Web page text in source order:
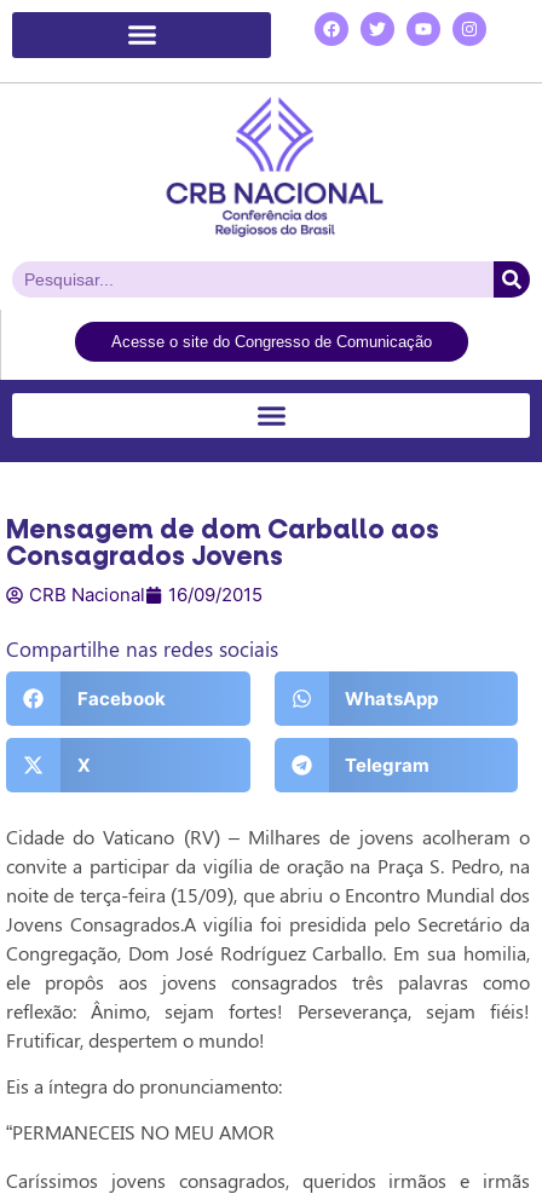
Acesse o site do Congresso de Comunicação
Mensagem de dom Carballo aos
Consagrados Jovens
CRB Nacional 16/09/2015
Compartilhe nas redes sociais
Facebook WhatsApp
X Telegram
Cidade do Vaticano (RV) – Milhares de jovens acolheram o
convite a participar da vigília de oração na Praça S. Pedro, na
noite de terça-feira (15/09), que abriu o Encontro Mundial dos
Jovens Consagrados.A vigília foi presidida pelo Secretário da
Congregação, Dom José Rodríguez Carballo. Em sua homilia,
ele propôs aos jovens consagrados três palavras como
reflexão: Ânimo, sejam fortes! Perseverança, sejam fiéis!
Frutificar, despertem o mundo!
Eis a íntegra do pronunciamento:
“PERMANECEIS NO MEU AMOR
Caríssimos jovens consagrados, queridos irmãos e irmãs